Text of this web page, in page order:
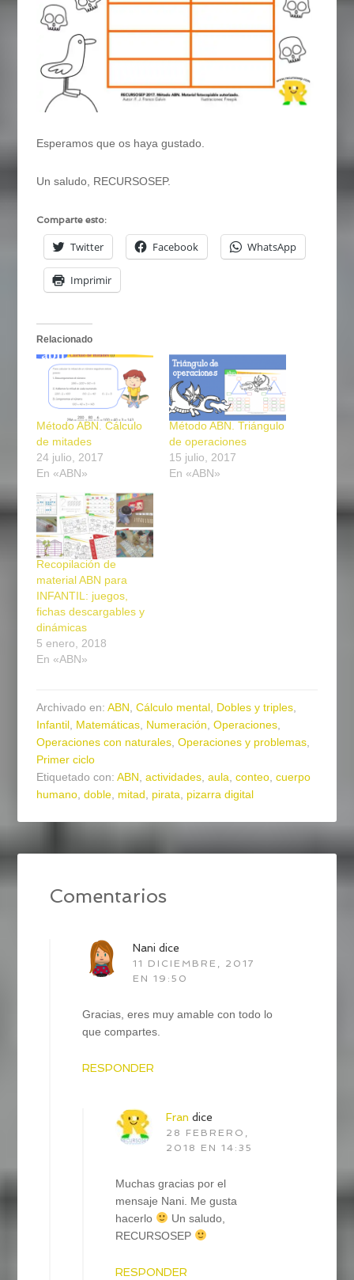
Esperamos que os haya gustado.
Un saludo, RECURSOSEP.
Comparte esto:
Twitter Facebook WhatsApp
Imprimir
Relacionado
Método ABN. Cálculo
de mitades
24 julio, 2017
En «ABN»
Método ABN. Triángulo
de operaciones
15 julio, 2017
En «ABN»
Recopilación de
material ABN para
INFANTIL: juegos,
fichas descargables y
dinámicas
5 enero, 2018
En «ABN»
Archivado en:ABN ,Cálculo mental Dobles y triples
Infantil Matemáticas Numeración ,Operaciones
Operaciones con naturales ,Operaciones y problemas
Primer ciclo
Etiquetado con:ABN ,actividades ,aula ,conteo ,cuerpo
humano ,doble mitad pirata pizarra digital
Comentarios
Nani dice
11 DICIEMBRE, 2017
EN 19:50
Gracias, eres muy amable con todo lo
que compartes.
RESPONDER
Fran dice
28 FEBRERO,
2018 EN 14:35
Muchas gracias por el
mensaje Nani. Me gusta
hacerlo
Un saludo,
RECURSOSEP
RESPONDER